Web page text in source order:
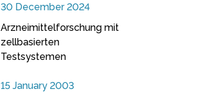
30 December 2024
Arzneimittelforschung mit
zellbasierten
Testsystemen
15 January 2003